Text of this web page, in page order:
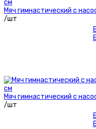
Мяч гимнастический с
/шт
Мяч гимнастический с
/шт